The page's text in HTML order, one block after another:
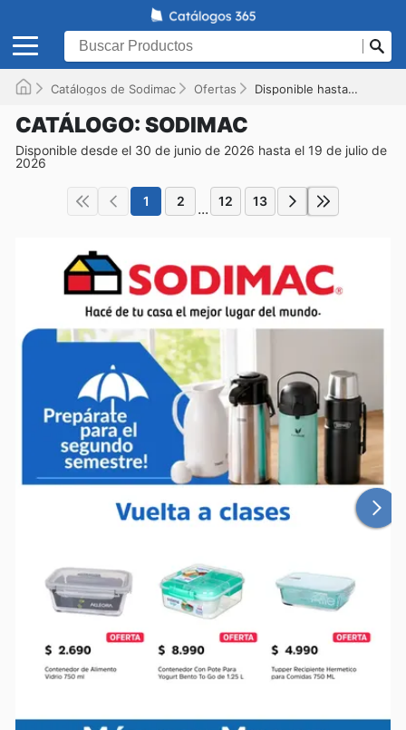
Catálogos de Sodimac Ofertas Disponible hasta el 19-07-2026
CATÁLOGO: SODIMAC
Disponible desde el 30 de junio de 2026 hasta el 19 de julio de
2026
1 2 ... 12 13